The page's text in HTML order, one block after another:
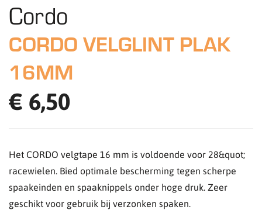
Cordo
CORDO VELGLINT PLAK
16MM
€ 6,50
Het CORDO velgtape 16 mm is voldoende voor 28&quot;
racewielen. Bied optimale bescherming tegen scherpe
spaakeinden en spaaknippels onder hoge druk. Zeer
geschikt voor gebruik bij verzonken spaken.